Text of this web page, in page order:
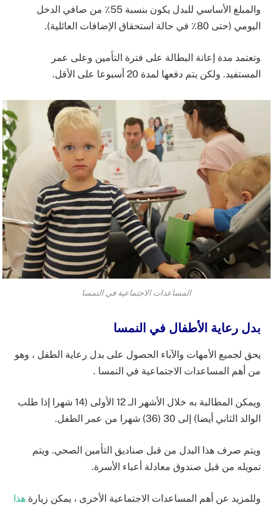
والمبلغ الأساسي للبدل يكون بنسبة 55٪ من صافي الدخل
اليومي (حتى 80٪ في حالة استحقاق الإضافات العائلية).
وتعتمد مدة إعانة البطالة على فترة التأمين وعلى عمر
المستفيد. ولكن يتم دفعها لمدة 20 أسبوعا على الأقل.
المساعدات الاجتماعية في النمسا
بدل رعاية الأطفال في النمسا
يحق لجميع الأمهات والآباء الحصول على بدل رعاية الطفل ، وهو
من أهم المساعدات الاجتماعية في النمسا .
ويمكن المطالبة به خلال الأشهر الـ 12 الأولى (14 شهرا إذا طلب
الوالد الثاني أيضا) إلى 30 (36) شهرا من عمر الطفل.
ويتم صرف هذا البدل من قبل صناديق التأمين الصحي. ويتم
تمويله من قبل صندوق معادلة أعباء الأسرة.
وللمزيد عن أهم المساعدات الاجتماعية الأخرى ، يمكن زيارة هذا